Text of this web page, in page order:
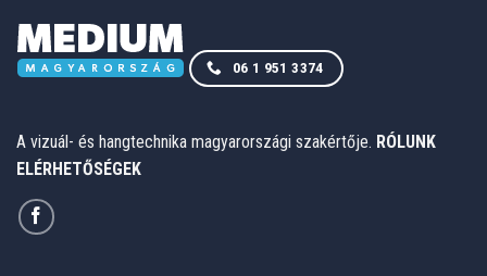
06 1 951 3374
A vizuál- és hangtechnika magyarországi szakértője. RÓLUNK
ELÉRHETŐSÉGEK